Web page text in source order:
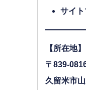
サイ
【所在地】
〒839-
久留米市